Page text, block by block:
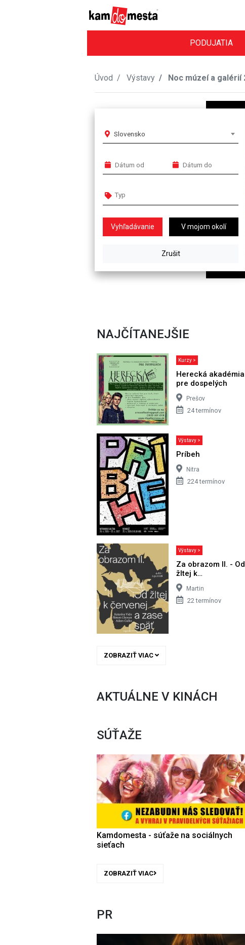
PODUJATIA
Úvod Výstavy Noc múzeí a galérií
Slovensko
V mojom okolí
NAJČÍTANEJŠIE
Kurzy >
Herecká akadémia
pre dospelých
Prešov
24 termínov
Výstavy >
Príbeh
Nitra
224 termínov
Výstavy >
Za obrazom II. - Od
žltej k…
Martin
22 termínov
ZOBRAZIŤ VIAC
AKTUÁLNE V KINÁCH
SÚŤAŽE
Kamdomesta - súťaže na sociálnych
sieťach
ZOBRAZIŤ VIAC
PR